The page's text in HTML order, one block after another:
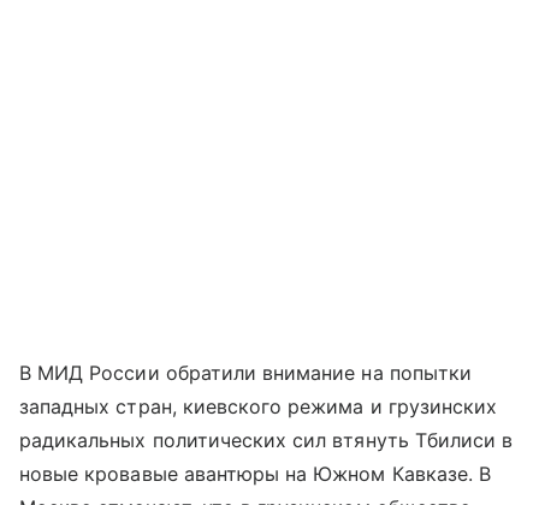
В МИД России обратили внимание на попытки
западных стран, киевского режима и грузинских
радикальных политических сил втянуть Тбилиси в
новые кровавые авантюры на Южном Кавказе. В